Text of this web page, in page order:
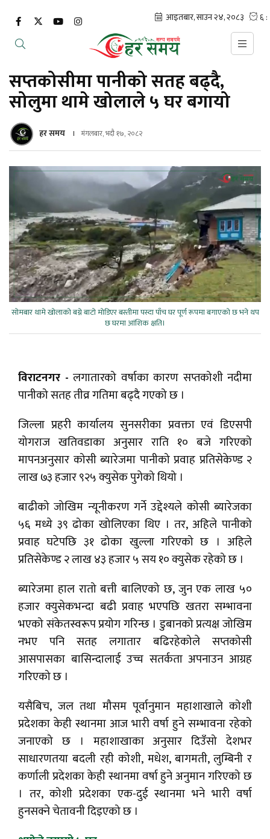
सप्तकोसीमा पानीको सतह बढ्दै,
सोलुमा थामे खोलाले ५ घर बगायो
हर समय मंगलबार, भदौ १७, २०८२
सोमबार थामे खोलाको बग्ने बाटो मोडिएर बस्तीमा पस्दा पाँच घर पूर्ण रूपमा बगाएको छ भने थप
छ घरमा आंशिक क्षति।
विराटनगर - लगातारको वर्षाका कारण सप्तकोशी नदीमा
पानीको सतह तीव्र गतिमा बढ्दै गएको छ ।
जिल्ला प्रहरी कार्यालय सुनसरीका प्रवक्ता एवं डिएसपी
योगराज खतिवडाका अनुसार राति १० बजे गरिएको
मापनअनुसार कोसी ब्यारेजमा पानीको प्रवाह प्रतिसेकेण्ड २
लाख ७३ हजार ९२५ क्युसेक पुगेको थियो ।
बाढीको जोखिम न्यूनीकरण गर्ने उद्देश्यले कोसी ब्यारेजका
५६ मध्ये ३९ ढोका खोलिएका थिए । तर, अहिले पानीको
प्रवाह घटेपछि ३१ ढोका खुल्ला गरिएको छ । अहिले
प्रतिसेकेण्ड २ लाख ४३ हजार ५ सय १० क्युसेक रहेको छ ।
ब्यारेजमा हाल रातो बत्ती बालिएको छ, जुन एक लाख ५०
हजार क्युसेकभन्दा बढी प्रवाह भएपछि खतरा सम्भावना
भएको संकेतस्वरूप प्रयोग गरिन्छ । डुबानको प्रत्यक्ष जोखिम
नभए पनि सतह लगातार बढिरहेकोले सप्तकोसी
आसपासका बासिन्दालाई उच्च सतर्कता अपनाउन आग्रह
गरिएको छ ।
यसैबिच, जल तथा मौसम पूर्वानुमान महाशाखाले कोशी
प्रदेशका केही स्थानमा आज भारी वर्षा हुने सम्भावना रहेको
जनाएको छ । महाशाखाका अनुसार दिउँसो देशभर
साधारणतया बदली रही कोशी, मधेश, बागमती, लुम्बिनी र
कर्णाली प्रदेशका केही स्थानमा वर्षा हुने अनुमान गरिएको छ
। तर, कोशी प्रदेशका एक-दुई स्थानमा भने भारी वर्षा
हुनसक्ने चेतावनी दिइएको छ ।